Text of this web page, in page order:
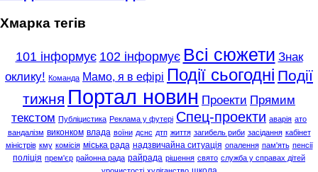
Хмарка тегів
101 інформує 102 інформує Всі сюжети Знак
оклику! Команда Мамо, я в ефірі Події сьогодні Події
тижня Портал новин Проекти Прямим
текстом Публіцистика Реклама у футері Спец-проекти аварія ато
вандалізм виконком влада воїни дснс дтп життя загибель риби засідання кабінет
міністрів кму комісія міська рада надзвичайна ситуація опалення пам'ять пенсії
поліція прем'єр районна рада райрада рішення свято служба у справах дітей
школа